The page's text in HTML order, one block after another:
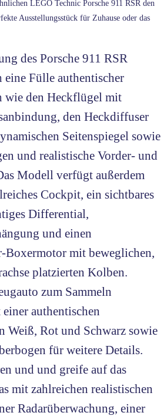
LEGO Technic Porsche 911 RSR den
Ausstellungsstück für Zuhause oder das
des Porsche 911 RSR
eine Fülle authentischer
wie den Heckflügel mit
den Heckdiffuser
Seitenspiegel sowie
und realistische Vorder- und
Modell verfügt außerdem
Cockpit, ein sichtbares
Differential,
und einen
Boxermotor mit beweglichen,
platzierten Kolben.
zum Sammeln
authentischen
Weiß, Rot und Schwarz sowie
für weitere Details.
und und greife auf das
mit zahlreichen realistischen
Radarüberwachung, einer